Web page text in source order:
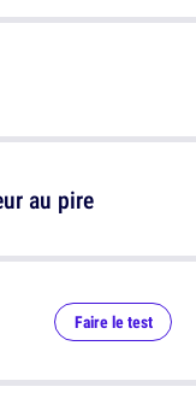
au pire
Faire le test